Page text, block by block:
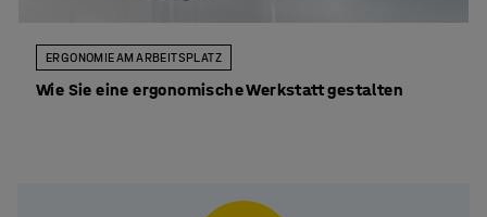
ERGONOMIE AM ARBEITSPLATZ
Wie Sie eine ergonomische Werkstatt gestalten